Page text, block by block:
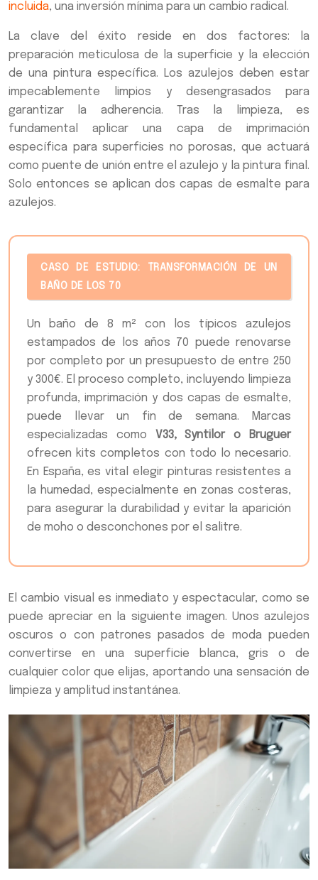
incluida, una inversión mínima para un cambio radical.
La clave del éxito reside en dos factores: la
preparación meticulosa de la superficie y la elección
de una pintura específica. Los azulejos deben estar
impecablemente limpios y desengrasados para
garantizar la adherencia. Tras la limpieza, es
fundamental aplicar una capa de imprimación
específica para superficies no porosas, que actuará
como puente de unión entre el azulejo y la pintura final.
Solo entonces se aplican dos capas de esmalte para
azulejos.
CASO DE ESTUDIO: TRANSFORMACIÓN DE UN
BAÑO DE LOS 70
Un baño de 8 m² con los típicos azulejos
estampados de los años 70 puede renovarse
por completo por un presupuesto de entre 250
y 300€. El proceso completo, incluyendo limpieza
profunda, imprimación y dos capas de esmalte,
puede llevar un fin de semana. Marcas
especializadas como V33, Syntilor o Bruguer
ofrecen kits completos con todo lo necesario.
En España, es vital elegir pinturas resistentes a
la humedad, especialmente en zonas costeras,
para asegurar la durabilidad y evitar la aparición
de moho o desconchones por el salitre.
El cambio visual es inmediato y espectacular, como se
puede apreciar en la siguiente imagen. Unos azulejos
oscuros o con patrones pasados de moda pueden
convertirse en una superficie blanca, gris o de
cualquier color que elijas, aportando una sensación de
limpieza y amplitud instantánea.